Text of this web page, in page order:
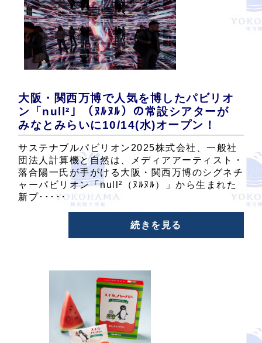
大阪・関西万博で人気を博したパビリオ
ン「null²」（ﾇﾙﾇﾙ）の常設シアターが
みなとみらいに10/14(水)オープン！
サステナブルパビリオン2025株式会社、一般社
団法人計算機と自然は、メディアアーティスト・
落合陽一氏が手がける大阪・関西万博のシグネチ
ャーパビリオン「null²（ﾇﾙﾇﾙ）」から生まれた
新プ･････
続きを見る